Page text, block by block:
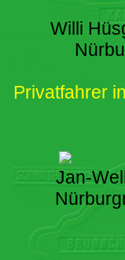
Willi
Privatfahrer
Jan-